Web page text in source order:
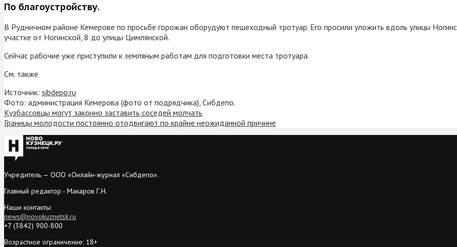
По благоустройству.
В Рудничном районе Кемерове по просьбе горожан оборудуют пешеходный тротуар. Его просили уложить вдоль улицы
участке от Ногинской, 8 до улицы Цимлянской.
Сейчас рабочие уже приступили к земляным работам для подготовки места тротуара.
См. также
Источник: sibdepo.ru
Фото: администрация Кемерова (фото от подрядчика), Сибдепо.
Кузбассовцы могут законно заставить соседей молчать
Границы молодости постоянно отодвигают по крайне неожиданной причине
Учредитель — ООО «Онлайн-журнал «Сибдепо».
Главный редактор - Макаров Г.Н.
Наши контакты:
news@novokuznetsk.ru
+7 (3842) 900-800
Возрастное ограничение: 18+